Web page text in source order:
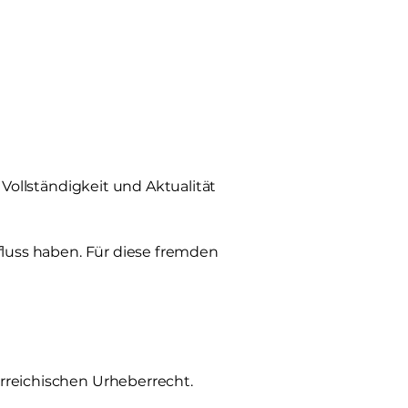
und Aktualität
haben. Für diese fremden
Urheberrecht.